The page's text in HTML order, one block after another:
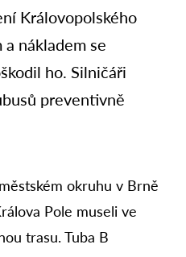
Královopolského
nákladem se
ho. Silničáři
preventivně
okruhu v Brně
Pole museli ve
trasu. Tuba B